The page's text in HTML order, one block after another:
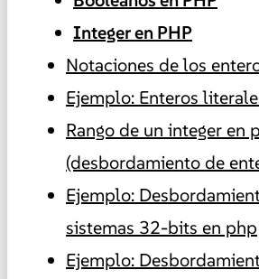
Integer en PHP
Notaciones de los
Ejemplo: Enteros
Rango de un integer en
(desbordamiento de
Ejemplo:
sistemas 32-bits en php
Ejemplo: